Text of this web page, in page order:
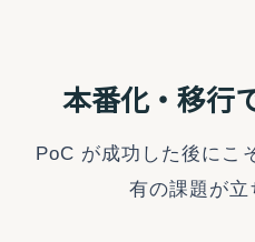
本番化・移行
PoC が成功した後にこ
有の課題が立